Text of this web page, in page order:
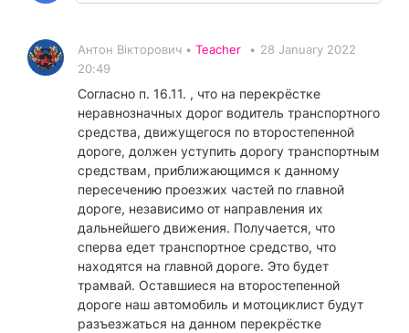
Антон Вікторович • Teacher • 28 January 2022
20:49
Согласно п. 16.11. , что на перекрёстке
неравнозначных дорог водитель транспортного
средства, движущегося по второстепенной
дороге, должен уступить дорогу транспортным
средствам, приближающимся к данному
пересечению проезжих частей по главной
дороге, независимо от направления их
дальнейшего движения. Получается, что
сперва едет транспортное средство, что
находятся на главной дороге. Это будет
трамвай. Оставшиеся на второстепенной
дороге наш автомобиль и мотоциклист будут
разъезжаться на данном перекрёстке